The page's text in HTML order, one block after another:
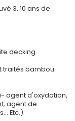
3. 10 ans de
decking
traités bambou
agent d'oxydation,
agent de
Etc.)